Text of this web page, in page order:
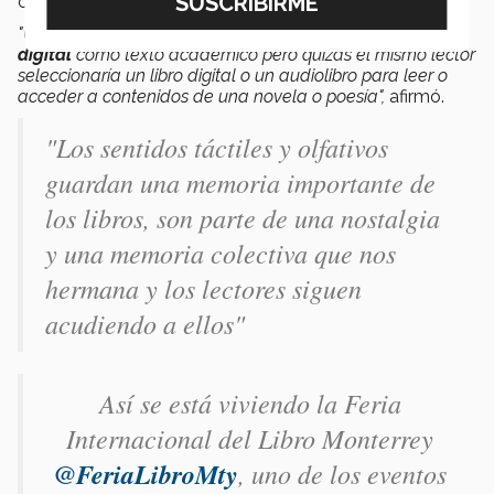
"Un lector podría elegir, por ejemplo,un libro físico o
digital como texto académico pero quizás el mismo lector
seleccionaría un libro digital o un audiolibro para leer o
acceder a contenidos de una novela o poesía", afirmó.
"Los sentidos táctiles y olfativos
guardan una memoria importante de
los libros, son parte de una nostalgia
y una memoria colectiva que nos
hermana y los lectores siguen
acudiendo a ellos"
Así se está viviendo la Feria
Internacional del Libro Monterrey
@FeriaLibroMty, uno de los eventos